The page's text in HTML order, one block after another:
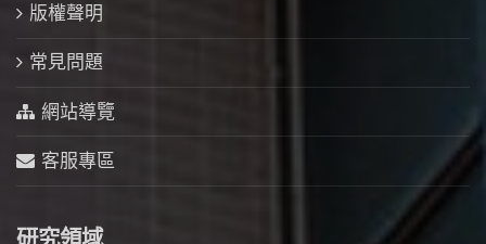
版權聲明
常見問題
網站導覽
客服專區